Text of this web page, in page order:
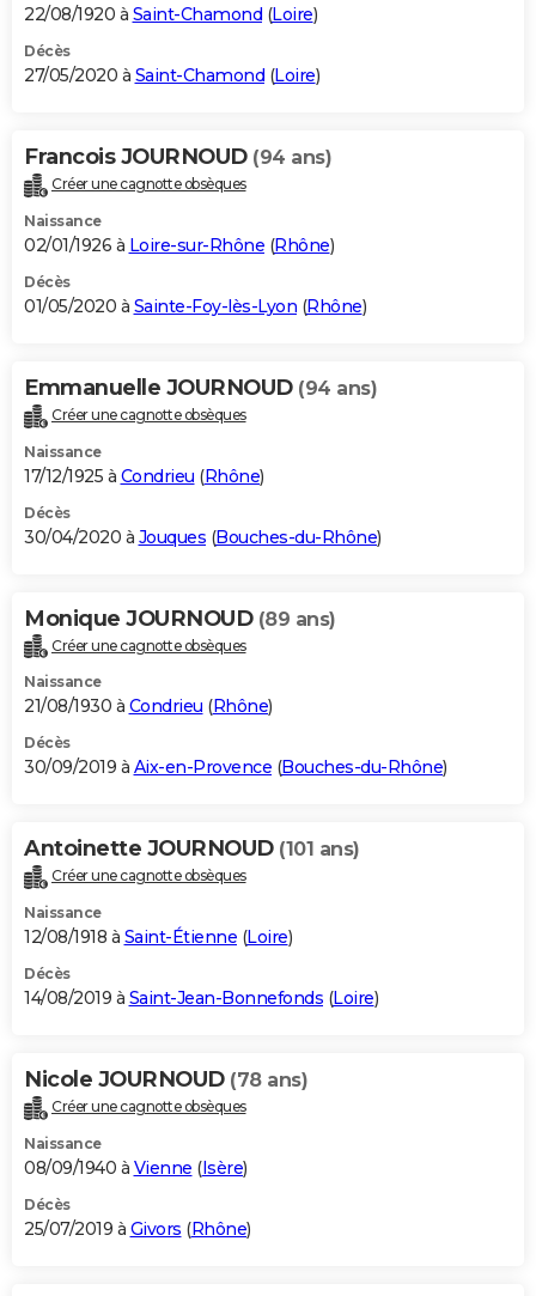
22/08/1920 à Saint-Chamond (Loire)
Décès
27/05/2020 à Saint-Chamond (Loire)
Francois JOURNOUD (94 ans)
Créer une cagnotte obsèques
Naissance
02/01/1926 à Loire-sur-Rhône (Rhône)
Décès
01/05/2020 à Sainte-Foy-lès-Lyon (Rhône)
Emmanuelle JOURNOUD (94 ans)
Créer une cagnotte obsèques
Naissance
17/12/1925 à Condrieu (Rhône)
Décès
30/04/2020 à Jouques (Bouches-du-Rhône)
Monique JOURNOUD (89 ans)
Créer une cagnotte obsèques
Naissance
21/08/1930 à Condrieu (Rhône)
Décès
30/09/2019 à Aix-en-Provence (Bouches-du-Rhône)
Antoinette JOURNOUD (101 ans)
Créer une cagnotte obsèques
Naissance
12/08/1918 à Saint-Étienne (Loire)
Décès
14/08/2019 à Saint-Jean-Bonnefonds (Loire)
Nicole JOURNOUD (78 ans)
Créer une cagnotte obsèques
Naissance
08/09/1940 à Vienne (Isère)
Décès
25/07/2019 à Givors (Rhône)